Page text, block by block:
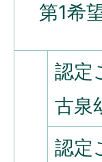
第1希
認定
古泉
認定